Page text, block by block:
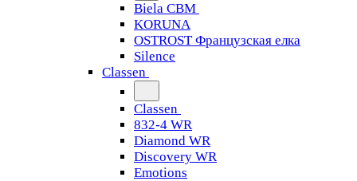
Biela CBM
KORUNA
OSTROST Французская елка
Silence
Classen
Classen
832-4 WR
Diamond WR
Discovery WR
Emotions